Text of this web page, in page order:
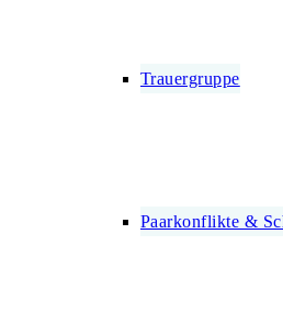
Trauergruppe
Paarkonflikte &